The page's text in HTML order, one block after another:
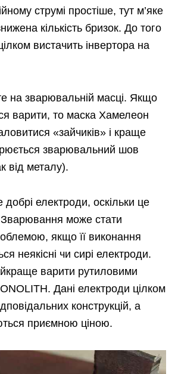
струмі простіше, тут м’яке
кількість бризок. До того
вистачить інвертора на
на зварювальній масці. Якщо
варити, то маска Хамелеон
«зайчиків» і краще
зварювальний шов
від металу).
добрі електроди, оскільки це
може стати
якщо її виконання
неякісні чи сирі електроди.
варити рутиловими
Дані електроди цілком
конструкцій, а
приємною ціною.